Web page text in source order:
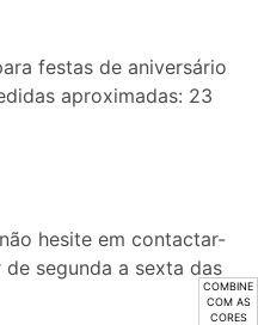
COMBINE
COM AS
CORES
festas de aniversário
aproximadas: 23
hesite em contactar-
segunda a sexta das